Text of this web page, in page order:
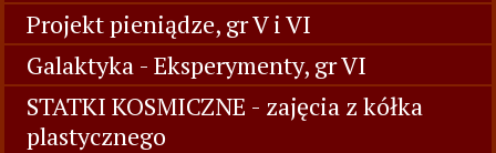
Projekt pieniądze, gr V i VI
Galaktyka - Eksperymenty, gr VI
STATKI KOSMICZNE - zajęcia z kółka
plastycznego